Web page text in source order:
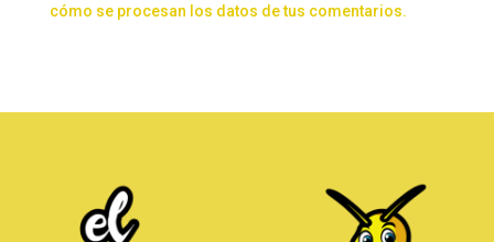
cómo se procesan los datos de tus comentarios.